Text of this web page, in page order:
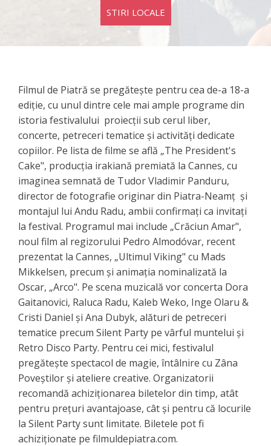
STIRI LOCALE
Filmul de Piatră se pregătește pentru cea de-a 18-a
ediție, cu unul dintre cele mai ample programe din
istoria festivalului proiecții sub cerul liber,
concerte, petreceri tematice și activități dedicate
copiilor. Pe lista de filme se află „The President's
Cake", producția irakiană premiată la Cannes, cu
imaginea semnată de Tudor Vladimir Panduru,
director de fotografie originar din Piatra-Neamț și
montajul lui Andu Radu, ambii confirmați ca invitați
la festival. Programul mai include „Crăciun Amar",
noul film al regizorului Pedro Almodóvar, recent
prezentat la Cannes, „Ultimul Viking" cu Mads
Mikkelsen, precum și animația nominalizată la
Oscar, „Arco". Pe scena muzicală vor concerta Dora
Gaitanovici, Raluca Radu, Kaleb Weko, Inge Olaru &
Cristi Daniel și Ana Dubyk, alături de petreceri
tematice precum Silent Party pe vârful muntelui și
Retro Disco Party. Pentru cei mici, festivalul
pregătește spectacol de magie, întâlnire cu Zâna
Poveștilor și ateliere creative. Organizatorii
recomandă achiziționarea biletelor din timp, atât
pentru prețuri avantajoase, cât și pentru că locurile
la Silent Party sunt limitate. Biletele pot fi
achiziționate pe filmuldepiatra.com.